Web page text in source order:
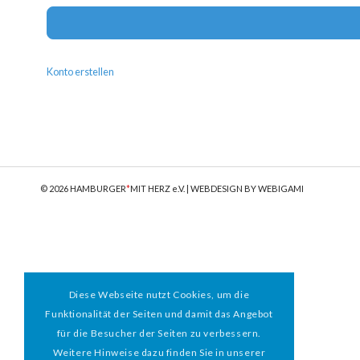
Konto erstellen
© 2026 HAMBURGER*MIT HERZ e.V. | WEBDESIGN BY WEBIGAMI
Diese Webseite nutzt Cookies, um die
Funktionalität der Seiten und damit das Angebot
für die Besucher der Seiten zu verbessern.
Weitere Hinweise dazu finden Sie in unserer